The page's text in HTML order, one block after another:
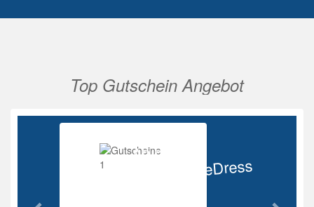
Top Gutschein Angebot
Ab 85%
BabyOnlineDress
Vorherige